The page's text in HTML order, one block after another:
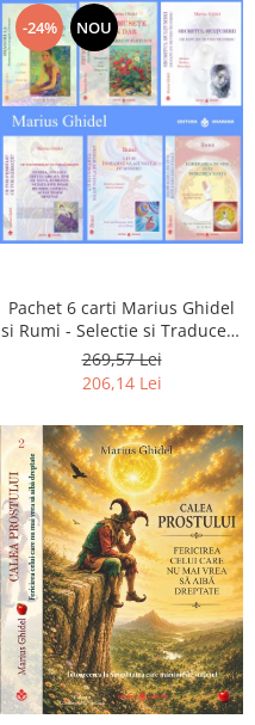
-24% NOU
Pachet 6 carti Marius Ghidel
si Rumi - Selectie si Traducere
de Marius Ghidel
269,57 Lei
206,14 Lei